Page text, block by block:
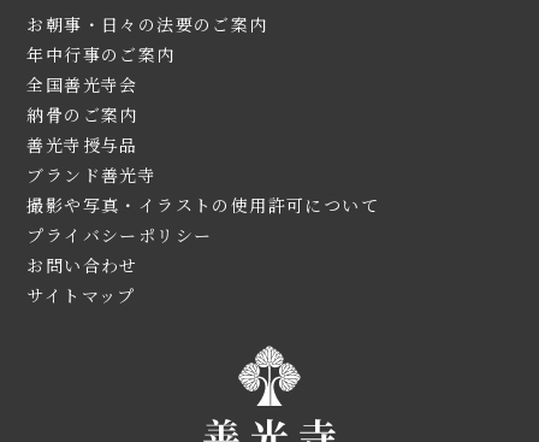
お朝事・日々の法要のご案内
年中行事のご案内
全国善光寺会
納⾻のご案内
善光寺授与品
ブランド善光寺
撮影や写真・イラストの使用許可について
プライバシーポリシー
お問い合わせ
サイトマップ